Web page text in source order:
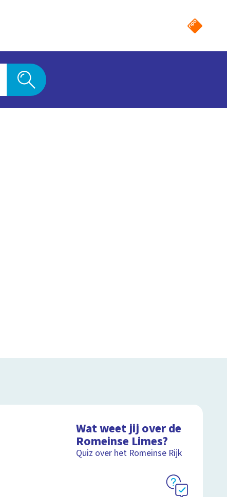
Wat weet jij over de
Romeinse Limes?
Quiz over het Romeinse Rijk